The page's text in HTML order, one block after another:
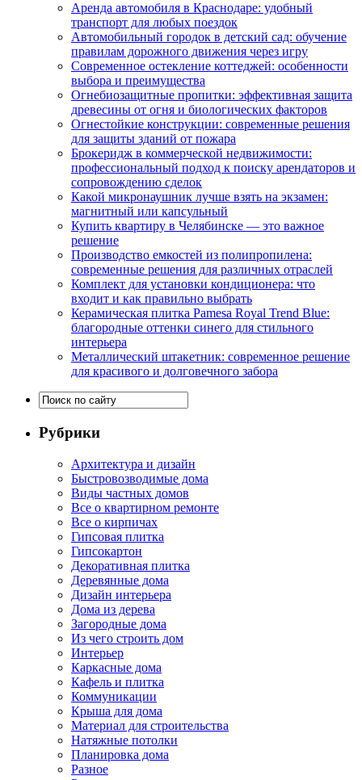
Аренда автомобиля в Краснодаре: удобный
транспорт для любых поездок
Автомобильный городок в детский сад: обучение
правилам дорожного движения через игру
Современное остекление коттеджей: особенности
выбора и преимущества
Огнебиозащитные пропитки: эффективная защита
древесины от огня и биологических факторов
Огнестойкие конструкции: современные решения
для защиты зданий от пожара
Брокеридж в коммерческой недвижимости:
профессиональный подход к поиску арендаторов и
сопровождению сделок
Какой микронаушник лучше взять на экзамен:
магнитный или капсульный
Купить квартиру в Челябинске — это важное
решение
Производство емкостей из полипропилена:
современные решения для различных отраслей
Комплект для установки кондиционера: что
входит и как правильно выбрать
Керамическая плитка Pamesa Royal Trend Blue:
благородные оттенки синего для стильного
интерьера
Металлический штакетник: современное решение
для красивого и долговечного забора
Рубрики
Архитектура и дизайн
Быстровозводимые дома
Виды частных домов
Все о квартирном ремонте
Все о кирпичах
Гипсовая плитка
Гипсокартон
Декоративная плитка
Деревянные дома
Дизайн интерьера
Дома из дерева
Загородные дома
Из чего строить дом
Интерьер
Каркасные дома
Кафель и плитка
Коммуникации
Крыша для дома
Материал для строительства
Натяжные потолки
Планировка дома
Разное